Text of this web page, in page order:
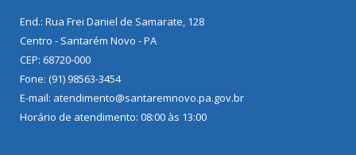
End.: Rua Frei Daniel de Samarate, 128
Centro - Santarém Novo - PA
CEP: 68720-000
Fone: (91) 98563-3454
E-mail: atendimento@santaremnovo.pa.gov.br
Horário de atendimento: 08:00 às 13:00